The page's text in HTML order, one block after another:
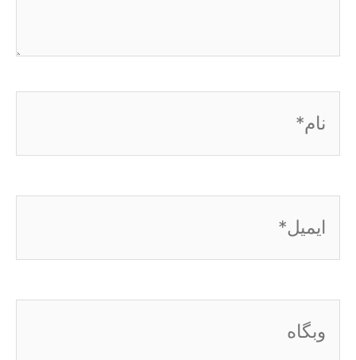
نام*
ایمیل*
وبگاه